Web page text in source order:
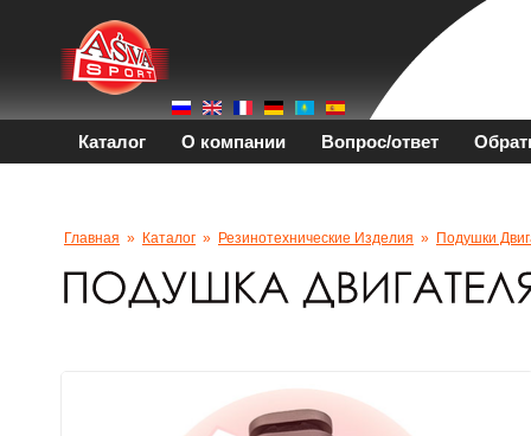
Каталог О компании Вопрос/ответ
Главная » Каталог » Резинотехнические Изделия » Подушки